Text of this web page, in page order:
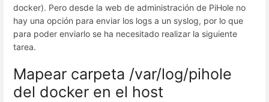
docker). Pero desde la web de administración de PiHole no
hay una opción para enviar los logs a un syslog, por lo que
para poder enviarlo se ha necesitado realizar la siguiente
tarea.
Mapear carpeta /var/log/pihole
del docker en el host